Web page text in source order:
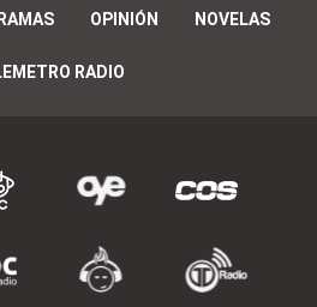
OPINIÓN NOVELAS
RADIO